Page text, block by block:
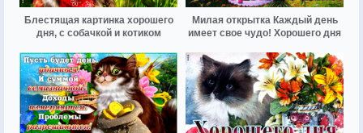
Блестящая картинка хорошего
дня, с собачкой и котиком
Милая открытка Каждый день
имеет свое чудо! Хорошего дня